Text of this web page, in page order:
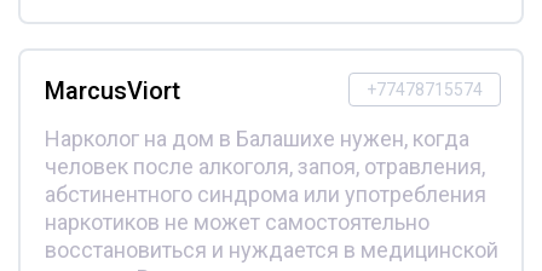
+77478715574
MarcusViort
Нарколог на дом в Балашихе нужен, когда
человек после алкоголя, запоя, отравления,
абстинентного синдрома или употребления
наркотиков не может самостоятельно
восстановиться и нуждается в медицинской